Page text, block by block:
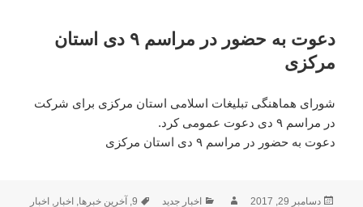
دعوت به حضور در مراسم ۹ دی استان
مرکزی
شورای هماهنگی تبلیغات اسلامی استان مرکزی برای شرکت
در مراسم ۹ دی دعوت عمومی کرد.
دعوت به حضور در مراسم ۹ دی استان مرکزی
ارسال
دسامبر 29, 2017 نویسندهدسته‌ها
اخبار جدید برچسب‌ها
9
, آخرین خبرها, اخبار, اخبار